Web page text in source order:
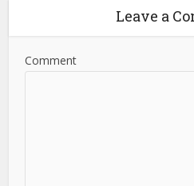
Leave a
Comment